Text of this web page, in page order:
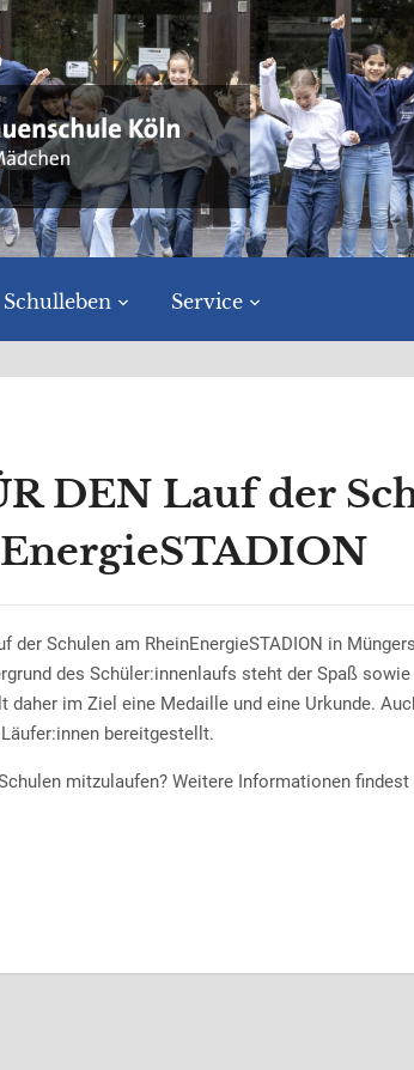
Schulleben Service
DEN Lauf der
der Schulen am RheinEnergieSTADION in
des Schüler:innenlaufs steht der Spaß
im Ziel eine Medaille und eine Urkunde.
bereitgestellt.
mitzulaufen? Weitere Informationen findest